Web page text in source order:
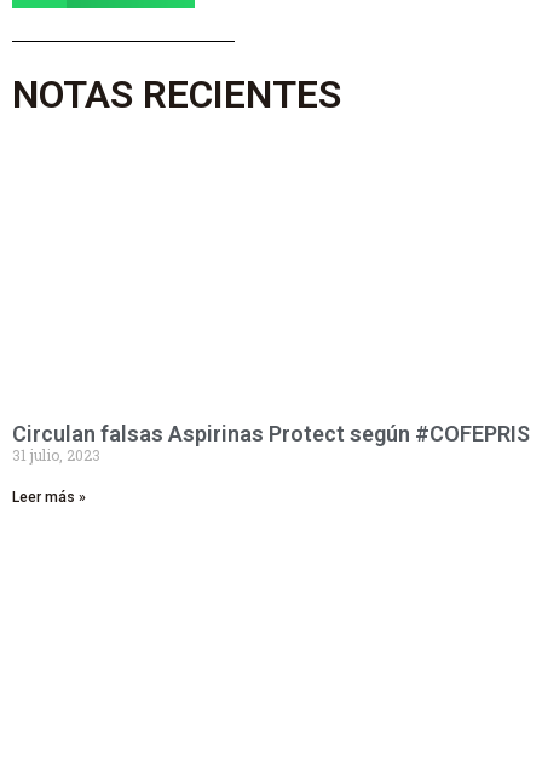
NOTAS RECIENTES
Circulan falsas Aspirinas Protect según #COFEPRIS
31 julio, 2023
Leer más »